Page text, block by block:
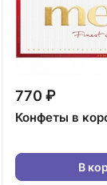
770 ₽
Конфеты в
В